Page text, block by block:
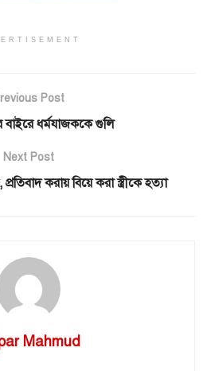
Post
বাইরে ধর্মযাজককে গুলি
Next Post
প্রতিবাদ করায় বিয়ে করা স্ত্রীকে হত্যা
Mahmud